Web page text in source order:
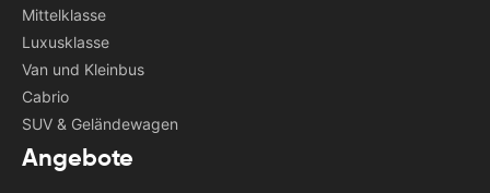
Mittelklasse
Luxusklasse
Van und Kleinbus
Cabrio
SUV & Geländewagen
Angebote